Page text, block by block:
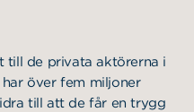
till de privata aktörerna i
över fem miljoner
till att de får en trygg